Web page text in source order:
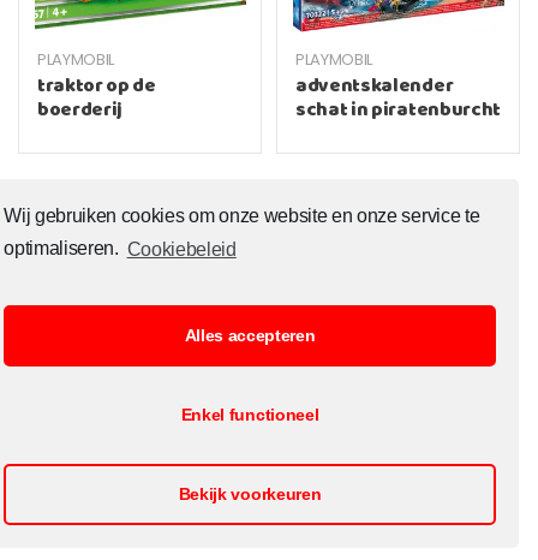
Wij gebruiken cookies om onze website en onze service te
optimaliseren. Cookiebeleid
Alles accepteren
Enkel functioneel
Bekijk voorkeuren
PLAYMOBIL
traktor op de
boerderij
PLAYMOBIL
adventskalender
schat in piratenburcht